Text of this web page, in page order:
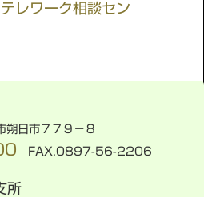
ク相談セン
日市７７９−８
FAX.0897-56-2206
所